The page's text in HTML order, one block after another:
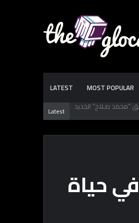
LATEST MOST POPULAR
Latest
حياة